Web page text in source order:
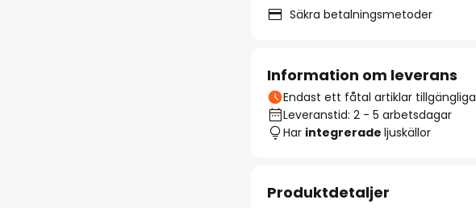
Säkra betalningsmetoder
Information om leverans
Endast ett fåtal artiklar tillgängliga
Leveranstid: 2 - 5 arbetsdagar
Har integreradeljuskällor
Produktdetaljer